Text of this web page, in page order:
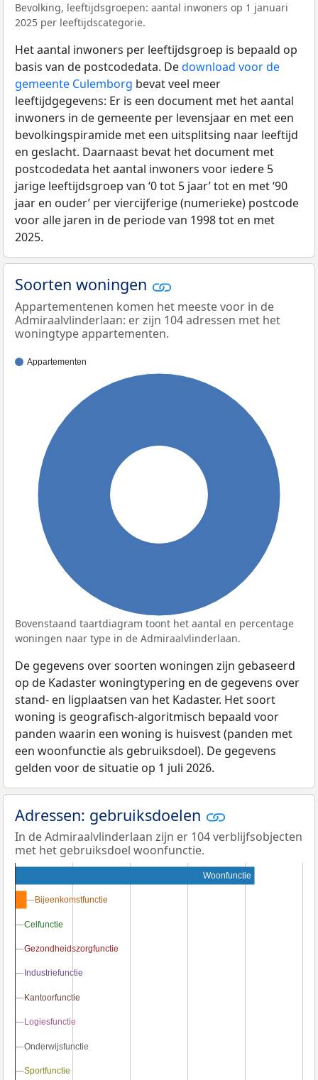
Bevolking, leeftijdsgroepen: aantal inwoners op 1 januari
2025 per leeftijdscategorie.
Het aantal inwoners per leeftijdsgroep is bepaald op
basis van de postcodedata. Dedownload voor de
gemeente Culemborg bevat veel meer
leeftijdgegevens: Er is een document met het aantal
inwoners in de gemeente per levensjaar en met een
bevolkingspiramide met een uitsplitsing naar leeftijd
en geslacht. Daarnaast bevat het document met
postcodedata het aantal inwoners voor iedere 5
jarige leeftijdsgroep van ‘0 tot 5 jaar’ tot en met ‘90
jaar en ouder’ per viercijferige (numerieke) postcode
voor alle jaren in de periode van 1998 tot en met
2025.
Soorten woningen
Appartementenen komen het meeste voor in de
Admiraalvlinderlaan: er zijn 104 adressen met het
woningtype appartementen.
Appartementen
Bovenstaand taartdiagram toont het aantal en percentage
woningen naar type in de Admiraalvlinderlaan.
De gegevens over soorten woningen zijn gebaseerd
op de Kadaster woningtypering en de gegevens over
stand- en ligplaatsen van het Kadaster. Het soort
woning is geografisch-algoritmisch bepaald voor
panden waarin een woning is huisvest (panden met
een woonfunctie als gebruiksdoel). De gegevens
gelden voor de situatie op 1 juli 2026.
Adressen: gebruiksdoelen
In de Admiraalvlinderlaan zijn er 104 verblijfsobjecten
met het gebruiksdoel woonfunctie.
Woonfunctie
Bijeenkomstfunctie
Bijeenkomstfunctie
Celfunctie
Celfunctie
Gezondheidszorgfunctie
Gezondheidszorgfunctie
Industriefunctie
Industriefunctie
Kantoorfunctie
Kantoorfunctie
Logiesfunctie
Logiesfunctie
Onderwijsfunctie
Onderwijsfunctie
Sportfunctie
Sportfunctie